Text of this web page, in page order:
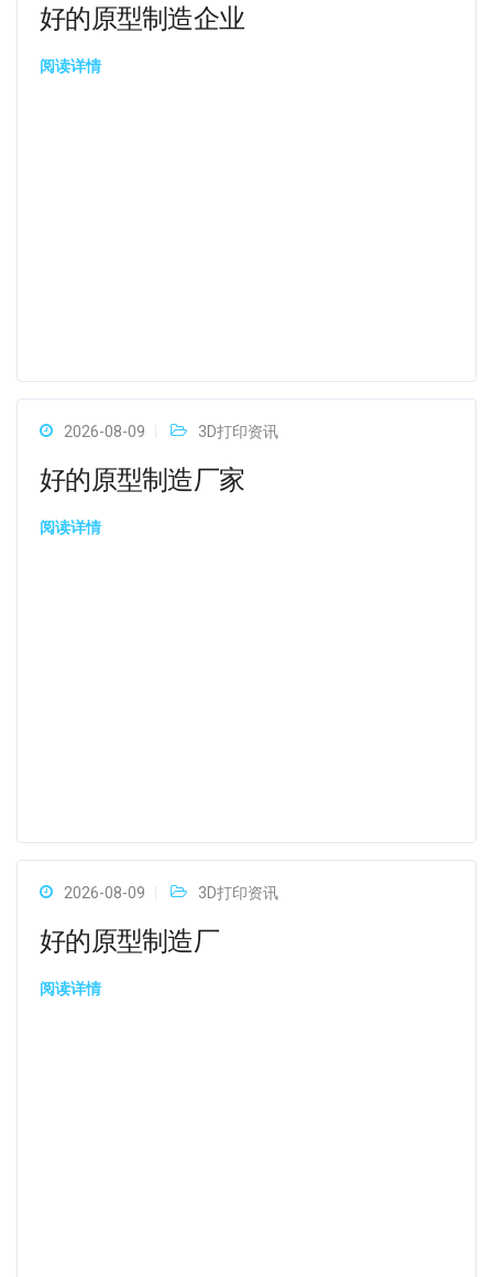
好的原型制造企业
阅读详情
2026-08-09 3D打印资讯
好的原型制造厂家
阅读详情
2026-08-09 3D打印资讯
好的原型制造厂
阅读详情